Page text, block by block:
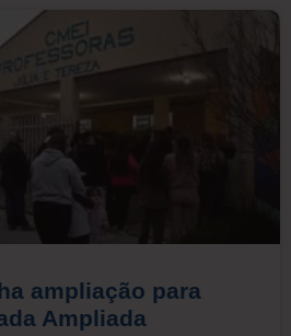
ampliação para
Ampliada